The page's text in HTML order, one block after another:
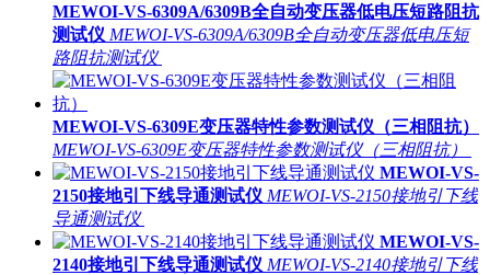
MEWOI-VS-6309A/6309B全自动变压器低电压短路阻抗
测试仪 MEWOI-VS-6309A/6309B全自动变压器低电压短
路阻抗测试仪
MEWOI-VS-6309E变压器特性参数测试仪（三相阻抗）
MEWOI-VS-6309E变压器特性参数测试仪（三相阻抗）
MEWOI-VS-
2150接地引下线导通测试仪 MEWOI-VS-2150接地引下线
导通测试仪
MEWOI-VS-
2140接地引下线导通测试仪 MEWOI-VS-2140接地引下线